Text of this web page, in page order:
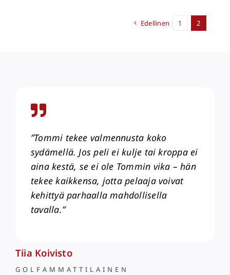
Edellinen 1 2
Tiia Koivisto
GOLFAMMATTILAINEN
”Tommi tekee valmennusta koko
sydämellä. Jos peli ei kulje tai kroppa ei
aina kestä, se ei ole Tommin vika – hän
tekee kaikkensa, jotta pelaaja voivat
kehittyä parhaalla mahdollisella
tavalla.”